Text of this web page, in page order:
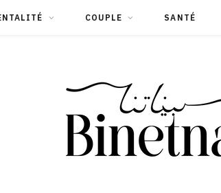
COUPLE SANTÉ